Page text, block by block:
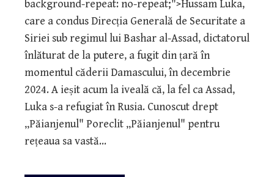
background-repeat: no-repeat;">Hussam Luka,
care a condus Direcția Generală de Securitate a
Siriei sub regimul lui Bashar al-Assad, dictatorul
înlăturat de la putere, a fugit din țară în
momentul căderii Damascului, în decembrie
2024. A ieșit acum la iveală că, la fel ca Assad,
Luka s-a refugiat în Rusia. Cunoscut drept
„Păianjenul" Poreclit „Păianjenul" pentru
rețeaua sa vastă…